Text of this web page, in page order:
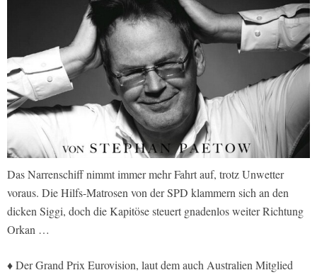
Das Narrenschiff nimmt immer mehr Fahrt auf, trotz Unwetter
voraus. Die Hilfs-Matrosen von der SPD klammern sich an den
dicken Siggi, doch die Kapitöse steuert gnadenlos weiter Richtung
Orkan …
♦ Der Grand Prix Eurovision, laut dem auch Australien Mitglied